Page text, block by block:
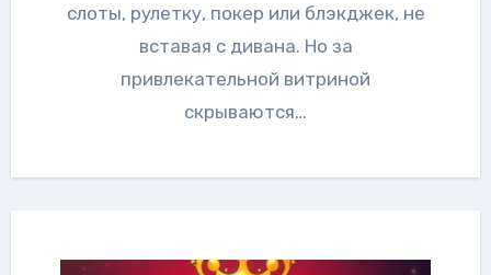
слоты, рулетку, покер или блэкджек, не
вставая с дивана. Но за
привлекательной витриной
скрываются…